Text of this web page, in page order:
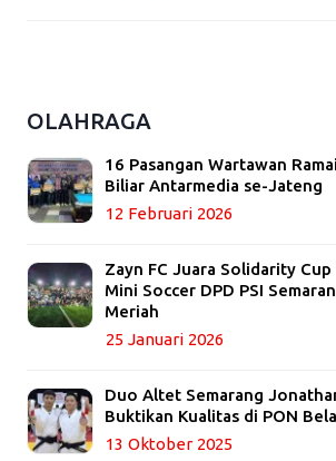
OLAHRAGA
16 Pasangan Wartawan
Biliar Antarmedia se-Jateng
12 Februari 2026
Zayn FC Juara Solidarity
Mini Soccer DPD PSI
Meriah
25 Januari 2026
Duo Altet Semarang
Buktikan Kualitas di PON
13 Oktober 2025